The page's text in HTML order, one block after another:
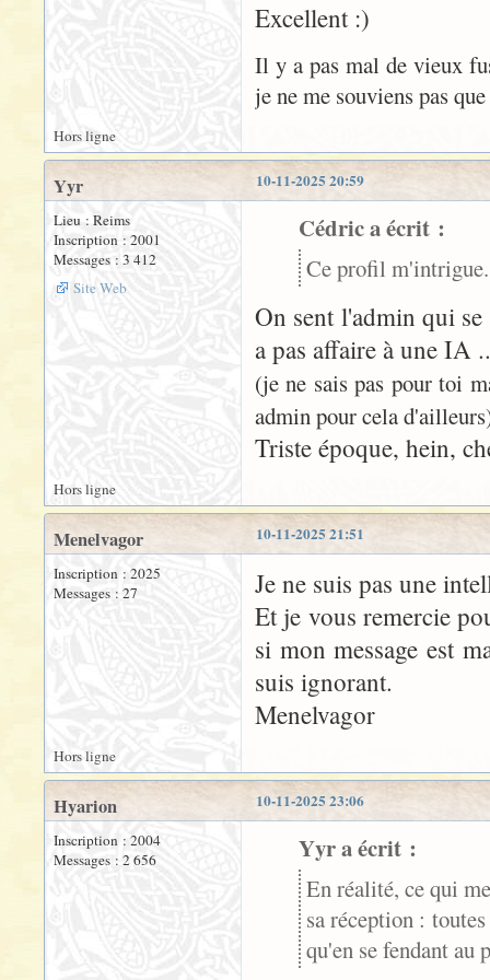
Excellent :)
Il y a pas mal de vieux
je ne me souviens pas
Hors ligne
10-11-2025 20:59
Yyr
Lieu : Reims
Inscription : 2001
Messages : 3 412
Site Web
Cédric a écrit :
Ce profil
On sent l'admin qui se
a pas affaire à une IA
(je ne sais pas pour toi
admin pour cela
Triste époque, hein,
Hors ligne
10-11-2025 21:51
Menelvagor
Inscription : 2025
Messages : 27
Je ne suis pas une
Et je vous remercie
si mon message est
suis ignorant.
Menelvagor
Hors ligne
10-11-2025 23:06
Hyarion
Inscription : 2004
Messages : 2 656
Yyr a écrit :
En réalité, ce qui
sa réception :
qu'en se fendant au